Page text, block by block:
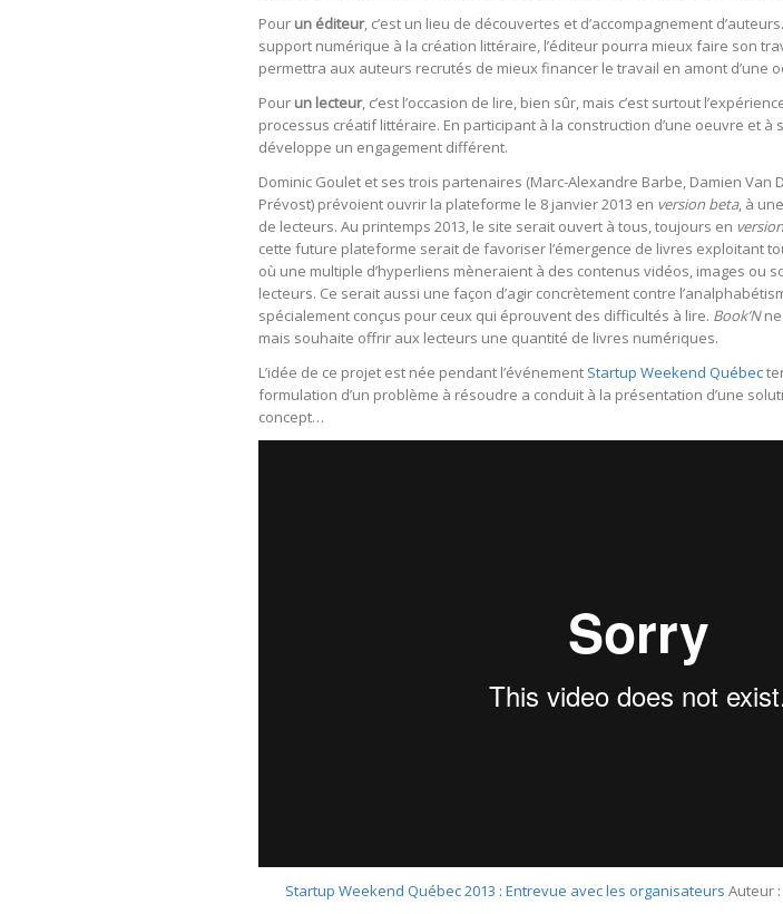
Pour un éditeur, c’est un lieu de découvertes et d’accompagnement
support numérique à la création littéraire, l’éditeur pourra mieux faire son
permettra aux auteurs recrutés de mieux financer le travail en amont d’une
Pour un lecteur, c’est l’occasion de lire, bien sûr, mais c’est surtout
processus créatif littéraire. En participant à la construction d’une oeuvre et à
développe un engagement différent.
Dominic Goulet et ses trois partenaires (Marc-Alexandre Barbe, Damien Van
Prévost) prévoient ouvrir la plateforme le 8 janvier 2013 en version beta, à
de lecteurs. Au printemps 2013, le site serait ouvert à tous, toujours en
cette future plateforme serait de favoriser l’émergence de livres exploitant
où une multiple d’hyperliens mèneraient à des contenus vidéos, images ou
lecteurs. Ce serait aussi une façon d’agir concrètement contre
spécialement conçus pour ceux qui éprouvent des difficultés à lire. Book’Nne
mais souhaite offrir aux lecteurs une quantité de livres numériques.
L’idée de ce projet est née pendant l’événement Startup Weekend Québec
formulation d’un problème à résoudre a conduit à la présentation d’une
concept…
Startup Weekend Québec 2013 : Entrevue avec les organisateurs Auteur :